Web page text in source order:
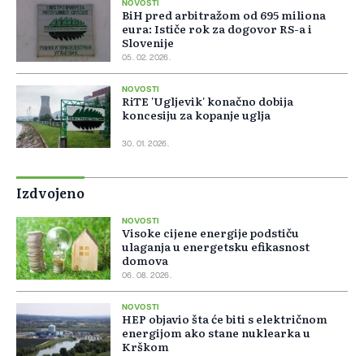
NOVOSTI
BiH pred arbitražom od 695 miliona
eura: Ističe rok za dogovor RS-a i
Slovenije
05. 02. 2026.
NOVOSTI
RiTE 'Ugljevik' konačno dobija
koncesiju za kopanje uglja
30. 01. 2026.
Izdvojeno
NOVOSTI
Visoke cijene energije podstiču
ulaganja u energetsku efikasnost
domova
06. 08. 2026.
NOVOSTI
HEP objavio šta će biti s električnom
energijom ako stane nuklearka u
Krškom